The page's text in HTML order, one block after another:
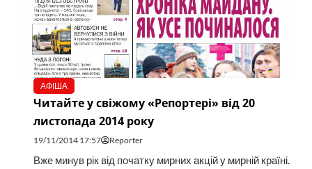
АФІША
Читайте у свіжому «Репортері» від 20
листопада 2014 року
19/11/2014 17:57 Reporter
Вже минув рік від початку мирних акцій у мирній країні.